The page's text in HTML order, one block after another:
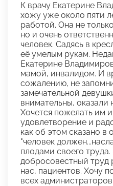
К врачу Екатерине
хожу уже около пяти
работой. Она не
но и очень
человек. Садясь в
её умелым рукам.
Екатерине
мамой, инвалидом. И
сожалению, не
замечательной
внимательны,
Хочется пожелать им
удовлетворение и
как об этом сказано в
"человек
плодами своего труда.
добросовестный труд
нас, пациентов. Хочу
всех